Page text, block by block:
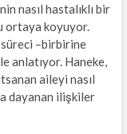
nasıl hastalıklı bir
ortaya koyuyor.
–birbirine
anlatıyor. Haneke,
aileyi nasıl
dayanan ilişkiler